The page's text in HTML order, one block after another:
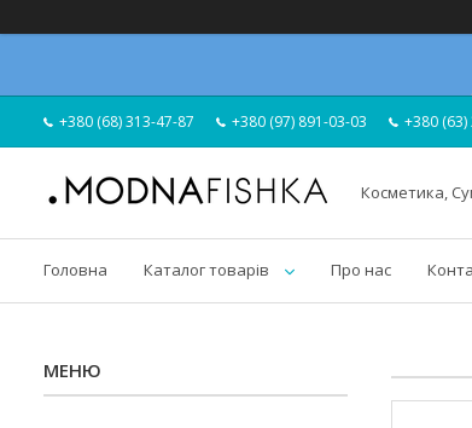
+380 (68) 313-47-87 +380 (97) 891-03-03 +380
Косметика,
Головна Каталог товарів Про нас